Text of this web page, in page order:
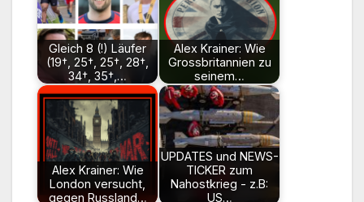
Gleich 8 (!) Läufer
(19†, 25†, 25†, 28†,
34†, 35†,…
Alex Krainer: Wie
Grossbritannien zu
seinem…
Alex Krainer: Wie
London versucht,
gegen Russland…
UPDATES und NEWS-
TICKER zum
Nahostkrieg - z.B:
US…